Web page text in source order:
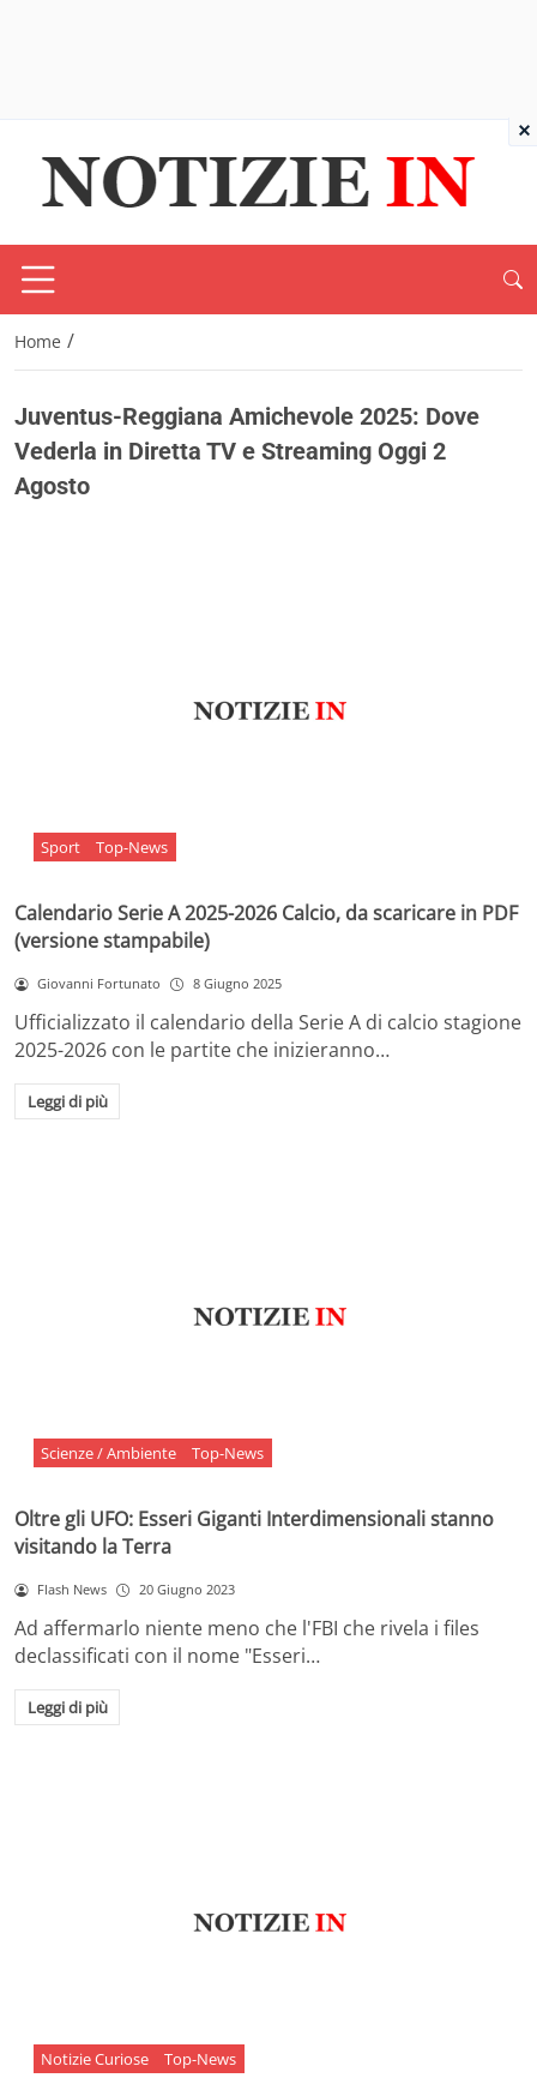
Home /
Juventus-Reggiana Amichevole 2025: Dove
Vederla in Diretta TV e Streaming Oggi 2
Agosto
Sport Top-News
Calendario Serie A 2025-2026 Calcio, da scaricare in PDF
(versione stampabile)
Giovanni Fortunato 8 Giugno 2025
Ufficializzato il calendario della Serie A di calcio stagione
2025-2026 con le partite che inizieranno…
Leggi di più
Scienze / Ambiente Top-News
Oltre gli UFO: Esseri Giganti Interdimensionali stanno
visitando la Terra
Flash News 20 Giugno 2023
Ad affermarlo niente meno che l'FBI che rivela i files
declassificati con il nome "Esseri…
Leggi di più
Notizie Curiose Top-News
×